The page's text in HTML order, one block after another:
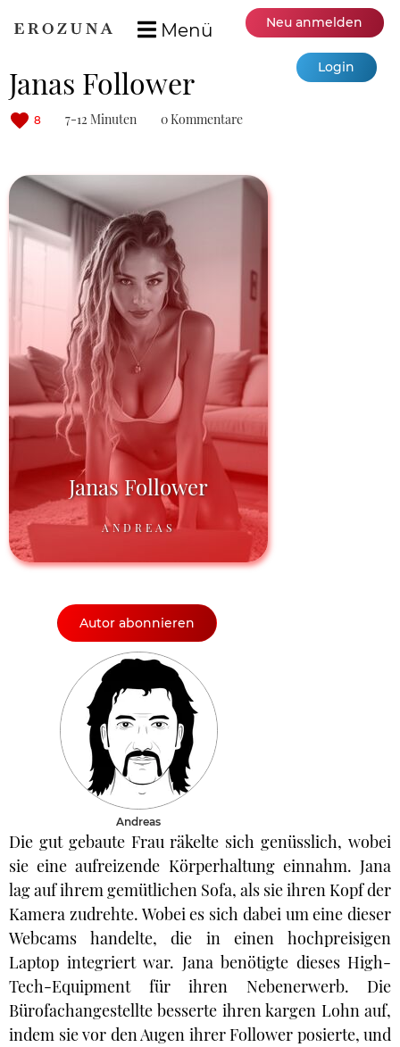
Menü Neu anmelden
Login
Janas Follower
8 7-12 Minuten 0 Kommentare
Janas Follower
ANDREAS
Autor abonnieren
Andreas
Die gut gebaute Frau räkelte sich genüsslich, wobei
sie eine aufreizende Körperhaltung einnahm. Jana
lag auf ihrem gemütlichen Sofa, als sie ihren Kopf der
Kamera zudrehte. Wobei es sich dabei um eine dieser
Webcams handelte, die in einen hochpreisigen
Laptop integriert war. Jana benötigte dieses High-
Tech-Equipment für ihren Nebenerwerb. Die
Bürofachangestellte besserte ihren kargen Lohn auf,
indem sie vor den Augen ihrer Follower posierte, und